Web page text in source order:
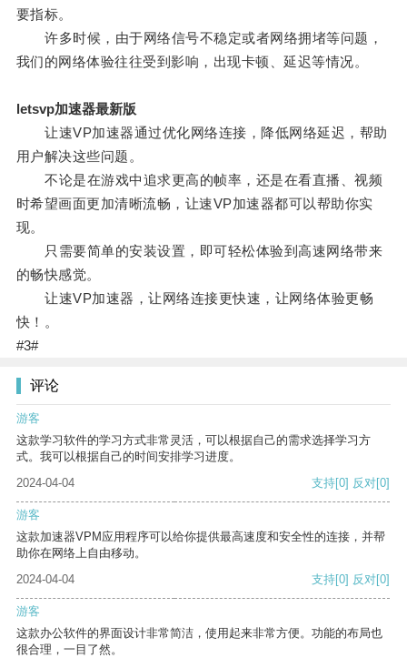
要指标。
许多时候，由于网络信号不稳定或者网络拥堵等问题，
我们的网络体验往往受到影响，出现卡顿、延迟等情况。
letsvp加速器最新版
让速VP加速器通过优化网络连接，降低网络延迟，帮助
用户解决这些问题。
不论是在游戏中追求更高的帧率，还是在看直播、视频
时希望画面更加清晰流畅，让速VP加速器都可以帮助你实
现。
只需要简单的安装设置，即可轻松体验到高速网络带来
的畅快感觉。
让速VP加速器，让网络连接更快速，让网络体验更畅
快！。
#3#
评论
游客
这款学习软件的学习方式非常灵活，可以根据自己的需求选择学习方
式。我可以根据自己的时间安排学习进度。
2024-04-04
支持[0] 反对[0]
游客
这款加速器VPM应用程序可以给你提供最高速度和安全性的连接，并帮
助你在网络上自由移动。
2024-04-04
支持[0] 反对[0]
游客
这款办公软件的界面设计非常简洁，使用起来非常方便。功能的布局也
很合理，一目了然。